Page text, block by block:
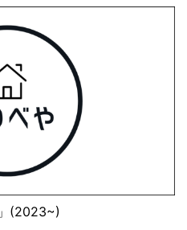
」(2023~)